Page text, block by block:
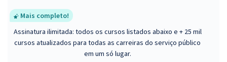
Mais completo!
Assinatura ilimitada: todos os cursos listados abaixo e + 25 mil
cursos atualizados para todas as carreiras do serviço público
em um só lugar.